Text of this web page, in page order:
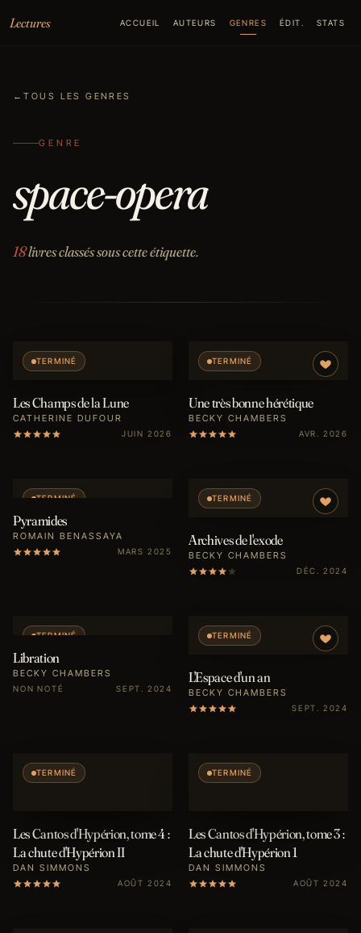
Lectures
ACCUEIL AUTEURS GENRES ÉDIT. STATS
←TOUS LES GENRES
GENRE
space-opera
18livres classés sous cette étiquette.
TERMINÉ
Les Champs de la Lune
CATHERINE DUFOUR
JUIN 2026
TERMINÉ
Une très bonne hérétique
BECKY CHAMBERS
AVR. 2026
TERMINÉ
Pyramides
ROMAIN BENASSAYA
MARS 2025
TERMINÉ
Archives de l'exode
BECKY CHAMBERS
DÉC. 2024
TERMINÉ
Libration
BECKY CHAMBERS
NON NOTÉ SEPT. 2024
TERMINÉ
L'Espace d'un an
BECKY CHAMBERS
SEPT. 2024
TERMINÉ
Les Cantos d'Hypérion, tome 4 :
La chute d'Hypérion II
DAN SIMMONS
AOÛT 2024
TERMINÉ
Les Cantos d'Hypérion, tome 3 :
La chute d'Hypérion 1
DAN SIMMONS
AOÛT 2024